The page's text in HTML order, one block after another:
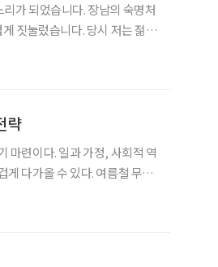
가 되었습니다. 장남의 숙명처
짓눌렀습니다. 당시 저는 젊음
략
마련이다. 일과 가정, 사회적 역
게 다가올 수 있다. 여름철 무거